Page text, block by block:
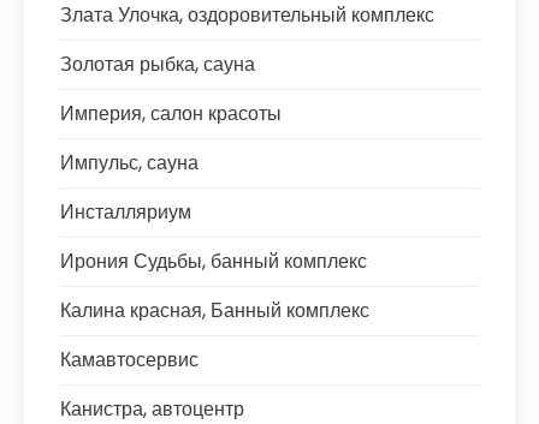
Злата Улочка, оздоровительный комплекс
Золотая рыбка, сауна
Империя, салон красоты
Импульс, сауна
Инсталляриум
Ирония Судьбы, банный комплекс
Калина красная, Банный комплекс
Камавтосервис
Канистра, автоцентр